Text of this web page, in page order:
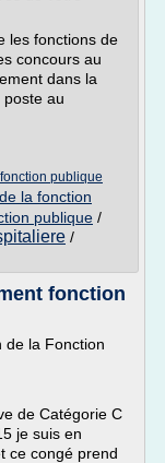
les fonctions de
concours au
dans la
au
publique
la fonction
publique /
/
fonction
de la Fonction
de Catégorie C
je suis en
ce congé prend